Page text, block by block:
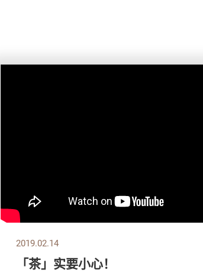
2019.02.14
「茶」实要小心！